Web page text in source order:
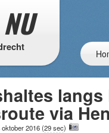
NU
via
2016(29 sec)